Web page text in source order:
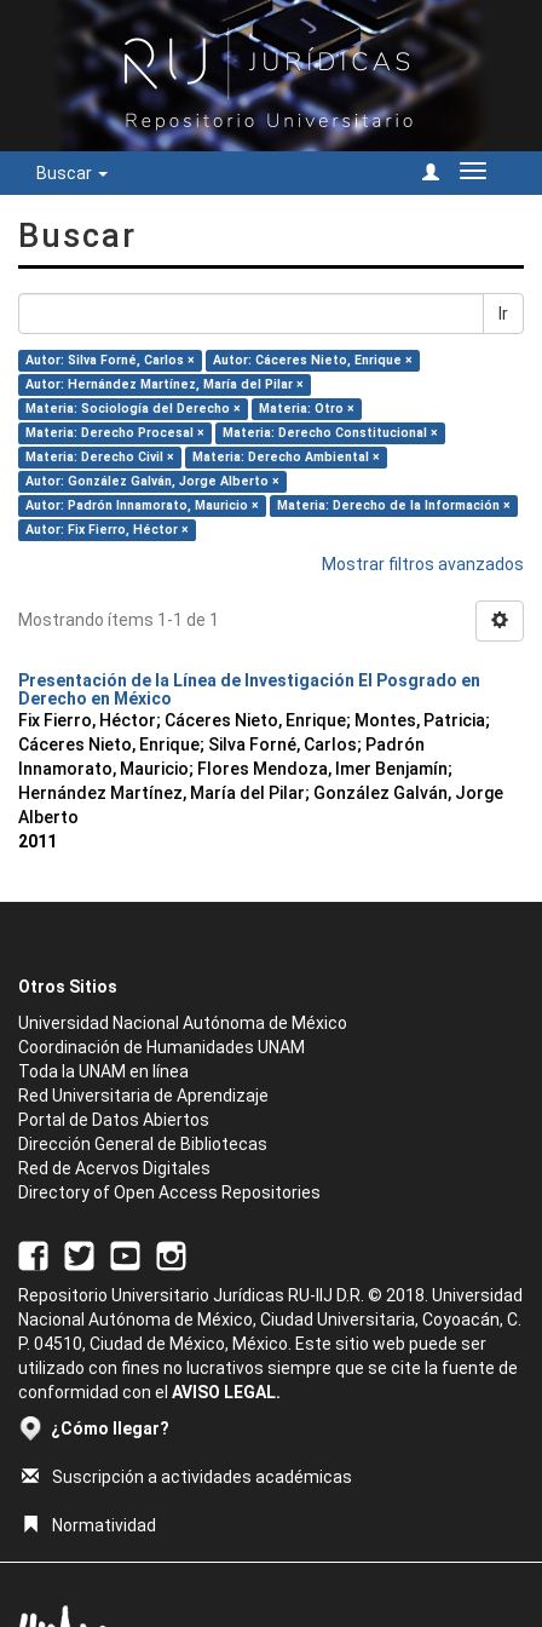
Buscar
Cambiar
Buscar
Ir
Autor: Silva Forné, Carlos ×
Autor: Cáceres Nieto, Enrique ×
Autor: Hernández Martínez, María del Pilar ×
Materia: Sociología del Derecho ×
Materia: Otro ×
Materia: Derecho Procesal ×
Materia: Derecho Constitucional ×
Materia: Derecho Civil ×
Materia: Derecho Ambiental ×
Autor: González Galván, Jorge Alberto ×
Autor: Padrón Innamorato, Mauricio ×
Materia: Derecho de la Información ×
Autor: Fix Fierro, Héctor ×
Mostrar filtros avanzados
Mostrando ítems 1-1 de 1
Presentación de la Línea de Investigación El Posgrado en
Derecho en México
Fix Fierro, Héctor; Cáceres Nieto, Enrique; Montes, Patricia;
Cáceres Nieto, Enrique; Silva Forné, Carlos; Padrón
Innamorato, Mauricio; Flores Mendoza, Imer Benjamín;
Hernández Martínez, María del Pilar; González Galván, Jorge
Alberto
2011
Otros Sitios
Universidad Nacional Autónoma de México
Coordinación de Humanidades UNAM
Toda la UNAM en línea
Red Universitaria de Aprendizaje
Portal de Datos Abiertos
Dirección General de Bibliotecas
Red de Acervos Digitales
Directory of Open Access Repositories
Repositorio Universitario Jurídicas RU-IIJ D.R. © 2018. Universidad
Nacional Autónoma de México, Ciudad Universitaria, Coyoacán, C.
P. 04510, Ciudad de México, México. Este sitio web puede ser
utilizado con fines no lucrativos siempre que se cite la fuente de
conformidad con el AVISO LEGAL.
¿Cómo llegar?
Suscripción a actividades académicas
Normatividad